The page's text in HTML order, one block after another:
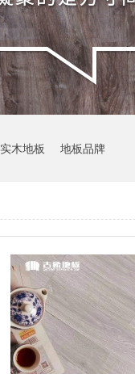
实木地板 地板品牌